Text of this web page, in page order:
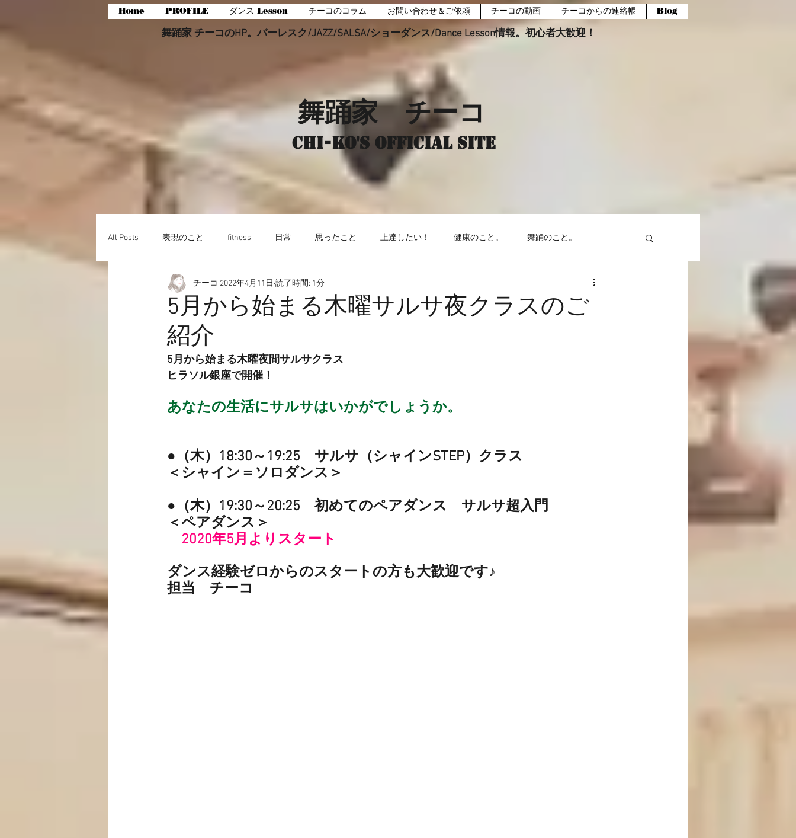
Home PROFILE ダンス Lesson チーコのコラム お問い合わせ＆ご依頼 チーコの動画 チーコからの連絡帳 Blog
舞踊家 チーコのHP。バーレスク/JAZZ/SALSA/ショーダンス/Dance Lesson情報。初心者大歓迎！
舞踊家 チーコ
Chi-ko's Official site
All Posts 表現のこと fitness 日常 思ったこと 上達したい！ 健康のこと。 舞踊のこと。
愉快なこと 動画☆
5月から始まる木曜サルサ夜クラスのご
紹介
チーコ 2022年4月11日 読了時間: 1分
5月から始まる木曜夜間サルサクラス
ヒラソル銀座で開催！
あなたの生活にサルサはいかがでしょうか。
●（木）18:30～19:25　サルサ（シャインSTEP）クラス
＜シャイン＝ソロダンス＞
●（木）19:30～20:25　初めてのペアダンス　サルサ超入門
＜ペアダンス＞
2020年5月よりスタート
ダンス経験ゼロからのスタートの方も大歓迎です♪
担当　チーコ